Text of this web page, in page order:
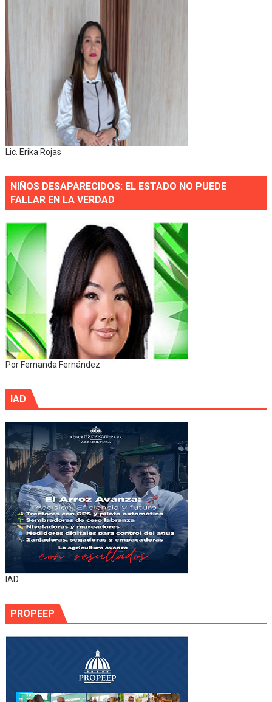
Lic. Erika Rojas
NIÑOS DESAPARECIDOS: EL ESTADO NO PUEDE
FALLAR EN LA VERDAD
Por Fernanda Fernández
IAD
IAD
PROPEEP